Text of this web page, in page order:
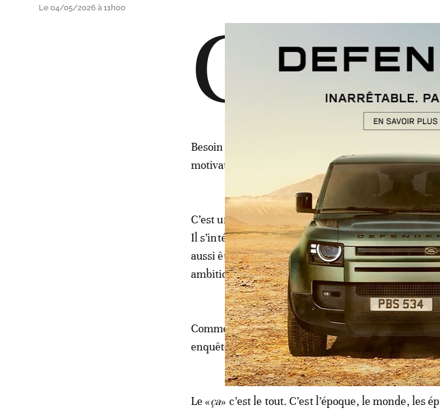
Le 04/05/2026 à 11h00 C
mesquineries, à leurs privilèges et
hait la culture en général et la
en particulier.
Besoin d’expliquer à certains dirigeants ce qu’est
motivations, ses convictions, son rôle et sa
C’est un homme à l’écoute. Dans notre cher
Il s’intéresse à ses problèmes, à ses difficultés, à
aussi être à l’écoute de lui-même, de ses
ambition.
Comme le résume Samuel Beckett en une formule
enquête «Pourquoi écrivez-vous? Bon qu’à ça
Le «ça» c’est le tout. C’est l’époque, le monde, les